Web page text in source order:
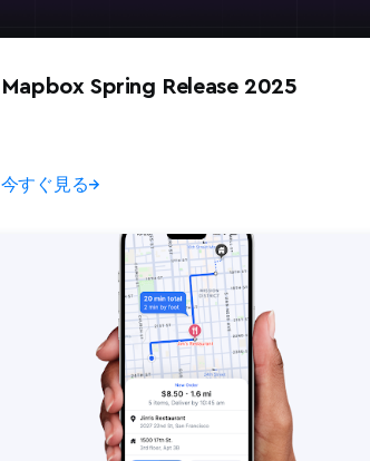
Mapbox Spring Release 2025
今すぐ見る→